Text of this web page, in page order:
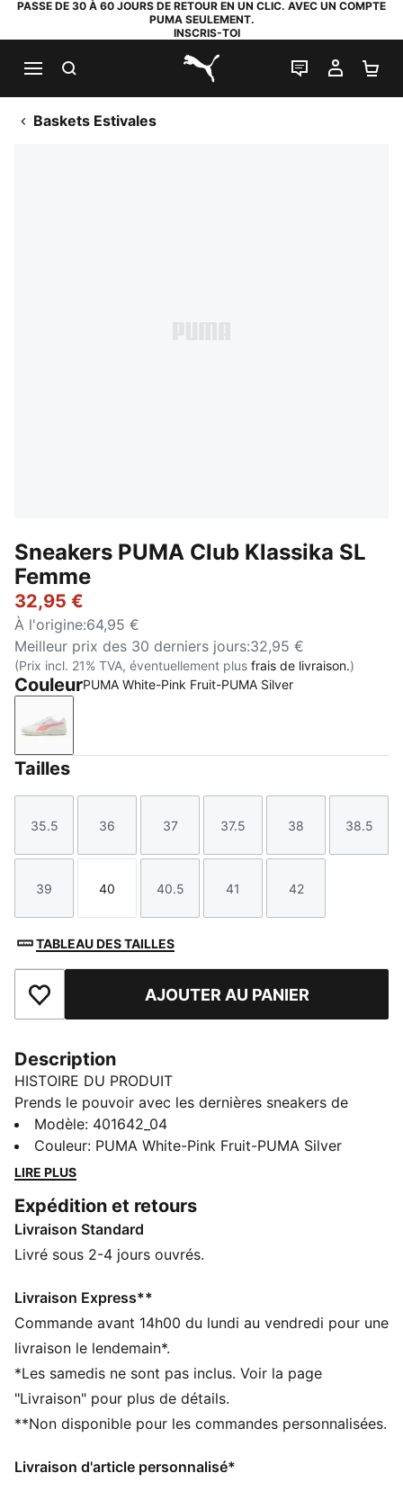
PASSE DE 30 À 60 JOURS DE RETOUR EN UN CLIC. AVEC UN COMPTE
PUMA SEULEMENT.
INSCRIS-TOI
PUMA.com
LIVE CHAT
MON
Baskets Estivales
Sneakers PUMA Club Klassika SL
Femme
32,95 €
À l'origine:64,95 €
Meilleur prix des 30 derniers jours:32,95 €
(Prix incl. 21% TVA, éventuellement plus frais de livraison.)
CouleurPUMA White-Pink Fruit-PUMA Silver
PUMA White-Pink Fruit-PUMA Silver
Tailles
Taille
35.5
Taille
36
Taille
37
Taille
37.5
Taille
38
Taille
38.5
Taille
39
Taille
40
Taille
40.5
Taille
41
Taille
42
TABLEAU DES TAILLES
Ajouter aux favorisAJOUTER AU PANIER
Description
HISTOIRE DU PRODUIT
Prends le pouvoir avec les dernières sneakers de
PUMA inspirées de la culture Terrace. Tige en daim,
semelle intérieure SOFTFOAM+ et semelle en
caoutchouc : ces PUMA Club associent des éléments
qui ravira les fans de sneakers en quête d’une nouvelle
paire pour compléter leur collection.
CARACTÉRISTIQUES + AVANTAGES
moins 30 % de matériaux recyclés et la partie
inférieure est fabriquée à partir d’au moins 10 % de
matériaux recyclés, pour un premier pas vers un avenir
SOFTFOAM+ : semelle intérieure confortable conçue
pour offrir un amorti doux grâce à son talon ultra-
épais
Chaussure basse
Modèle: 401642_04
Couleur: PUMA White-Pink Fruit-PUMA Silver
LIRE PLUS
Expédition et retours
Livraison Standard
Livré sous 2-4 jours ouvrés.
Livraison Express**
Commande avant 14h00 du lundi au vendredi pour une
livraison le lendemain*.
*Les samedis ne sont pas inclus. Voir la page
"Livraison" pour plus de détails.
**Non disponible pour les commandes personnalisées.
Livraison d'article personnalisé*